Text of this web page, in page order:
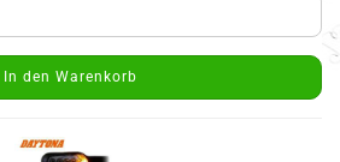
In den Warenkorb